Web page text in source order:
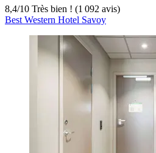
8,4/10 Très bien ! (1 092 avis)
Best Western Hotel Savoy